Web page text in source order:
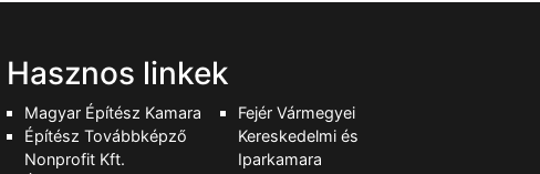
Hasznos linkek
Magyar Építész Kamara
Építész Továbbképző
Nonprofit Kft.
Fejér Vármegyei
Kereskedelmi és
Iparkamara